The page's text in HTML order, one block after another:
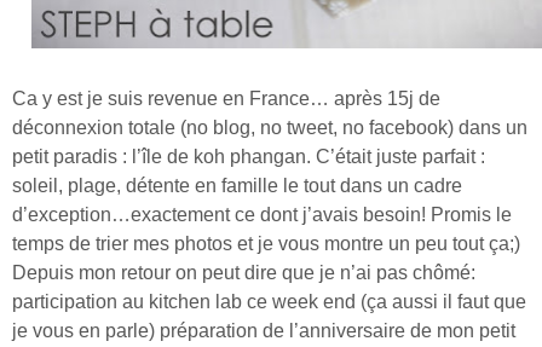
Ca y est je suis revenue en France… après 15j de
déconnexion totale (no blog, no tweet, no facebook) dans un
petit paradis : l’île de koh phangan. C’était juste parfait :
soleil, plage, détente en famille le tout dans un cadre
d’exception…exactement ce dont j’avais besoin! Promis le
temps de trier mes photos et je vous montre un peu tout ça;)
Depuis mon retour on peut dire que je n’ai pas chômé:
participation au kitchen lab ce week end (ça aussi il faut que
je vous en parle) préparation de l’anniversaire de mon petit